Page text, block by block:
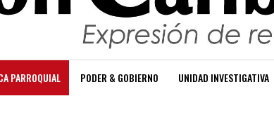
PARROQUIAL PODER & GOBIERNO UNIDAD INVESTIGATIVA